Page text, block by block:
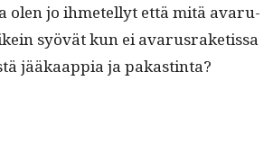
olen jo ihme­tel­lyt että mitä avaru­
syövät kun ei avarus­raketis­sa
jääkaap­pia ja pakastin­ta?